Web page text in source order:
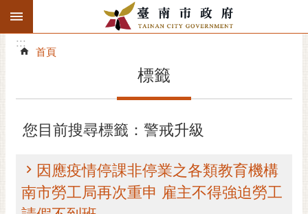
跳到主要內容區塊
搜
階
精彩府城
市府團隊
:::
:::
首頁
標籤
您目前搜尋標籤：警戒升級
因應疫情停課非停業之各類教育機構
南市勞工局再次重申 雇主不得強迫勞工